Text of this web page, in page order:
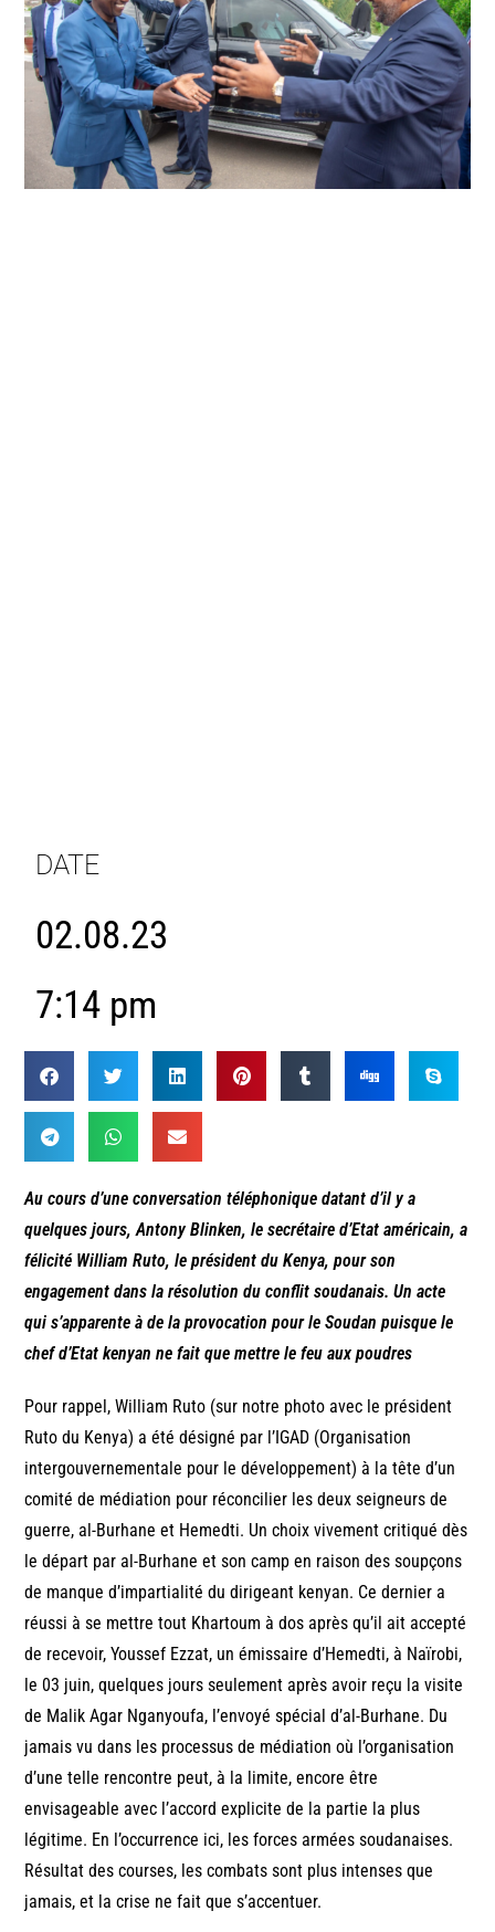
DATE
02.08.23
7:14 pm
Au cours d’une conversation téléphonique datant d’il y a
quelques jours, Antony Blinken, le secrétaire d’Etat américain, a
félicité William Ruto, le président du Kenya, pour son
engagement dans la résolution du conflit soudanais. Un acte
qui s’apparente à de la provocation pour le Soudan puisque le
chef d’Etat kenyan ne fait que mettre le feu aux poudres
Pour rappel, William Ruto (sur notre photo avec le président
Ruto du Kenya) a été désigné par l’IGAD (Organisation
intergouvernementale pour le développement) à la tête d’un
comité de médiation pour réconcilier les deux seigneurs de
guerre, al-Burhane et Hemedti. Un choix vivement critiqué dès
le départ par al-Burhane et son camp en raison des soupçons
de manque d’impartialité du dirigeant kenyan. Ce dernier a
réussi à se mettre tout Khartoum à dos après qu’il ait accepté
de recevoir, Youssef Ezzat, un émissaire d’Hemedti, à Naïrobi,
le 03 juin, quelques jours seulement après avoir reçu la visite
de Malik Agar Nganyoufa, l’envoyé spécial d’al-Burhane. Du
jamais vu dans les processus de médiation où l’organisation
d’une telle rencontre peut, à la limite, encore être
envisageable avec l’accord explicite de la partie la plus
légitime. En l’occurrence ici, les forces armées soudanaises.
Résultat des courses, les combats sont plus intenses que
jamais, et la crise ne fait que s’accentuer.